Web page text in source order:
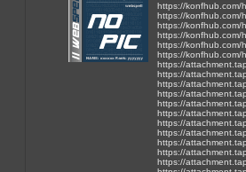
https://konfhub.com/
https://konfhub.com/
https://konfhub.com/
https://konfhub.com/
https://konfhub.com/
https://konfhub.com/
https://
https://
https://
https://
https://
https://
https://
https://
https://
https://
https://